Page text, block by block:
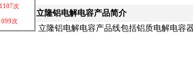
次
次
立隆铝电解电容产品简介
立隆铝电解电容产品线包括铝质电解电容